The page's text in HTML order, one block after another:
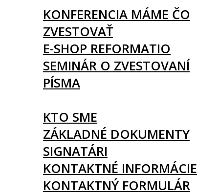
KONFERENCIA MÁME ČO
ZVESTOVAŤ
E-SHOP REFORMATIO
SEMINÁR O ZVESTOVANÍ
PÍSMA
KTO SME
ZÁKLADNÉ DOKUMENTY
SIGNATÁRI
KONTAKTNÉ INFORMÁCIE
KONTAKTNÝ FORMULÁR